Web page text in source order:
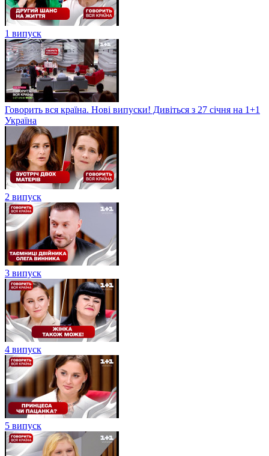
1 випуск
Говорить вся країна. Нові випуски! Дивіться з 27 січня на 1+1
Україна
2 випуск
3 випуск
4 випуск
5 випуск